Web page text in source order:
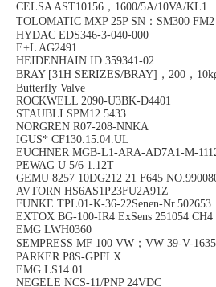
CELSA AST10156，1600/5A/10VA/KL1
TOLOMATIC MXP 25P SN：SM300
HYDAC EDS346-3-040-000
E+L AG2491
HEIDENHAIN ID:359341-02
BRAY [31H SERIZES/BRAY]，200，
Butterfly Valve
ROCKWELL 2090-U3BK-D4401
STAUBLI SPM12 5433
NORGREN R07-208-NNKA
IGUS* CF130.15.04.UL
EUCHNER MGB-L1-ARA-AD7A1-M-
PEWAG U 5/6 1.12T
GEMU 8257 10DG212 21 F645
AVTORN HS6AS1P23FU2A91Z
FUNKE TPL01-K-36-22Senen-Nr.502653
EXTOX BG-100-IR4 ExSens 251054 CH4
EMG LWH0360
SEMPRESS MF 100 VW；VW 39-V-
PARKER P8S-GPFLX
EMG LS14.01
NEGELE NCS-11/PNP 24VDC